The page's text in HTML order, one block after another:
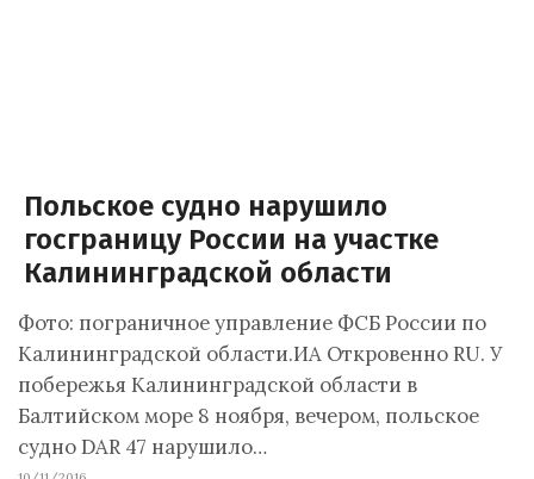
Польское судно нарушило
госграницу России на участке
Калининградской области
Фото: пограничное управление ФСБ России по
Калининградской области.ИА Откровенно RU. У
побережья Калининградской области в
Балтийском море 8 ноября, вечером, польское
судно DAR 47 нарушило…